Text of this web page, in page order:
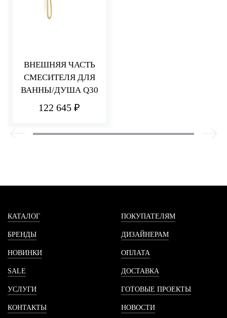
ВНЕШНЯЯ ЧАСТЬ
СМЕСИТЕЛЯ ДЛЯ
ВАННЫ/ДУША Q30
122 645 ₽
КАТАЛОГ
БРЕНДЫ
НОВИНКИ
SALE
УСЛУГИ
КОНТАКТЫ
ПОКУПАТЕЛЯМ
ДИЗАЙНЕРАМ
ОПЛАТА
ДОСТАВКА
ГОТОВЫЕ ПРОЕКТЫ
НОВОСТИ